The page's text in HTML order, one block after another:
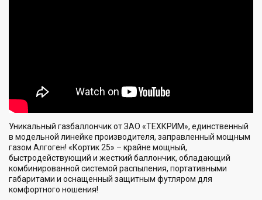
Уникальный газбаллончик от ЗАО «ТЕХКРИМ», единственный
в модельной линейке производителя, заправленный мощным
газом Алгоген! «Кортик 25» – крайне мощный,
быстродействующий и жесткий баллончик, обладающий
комбинированной системой распыления, портативными
габаритами и оснащенный защитным футляром для
комфортного ношения!